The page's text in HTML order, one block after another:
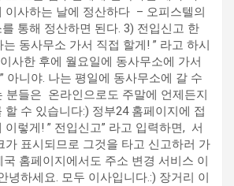
이사하는 날에 정산하다 ​ – 오피스텔의
통해 정산하면 된다. 3) 전입신고 한
는 동사무소 가서 직접 할게! ” 라고 하시
사한 후에 월요일에 동사무소에 가서
아니야. 나는 평일에 동사무소에 갈 수
분들은 ​ 온라인으로도 주말에 언제든지
할 수 있습니다:) 정부24 홈페이지에 접
렇게! ” 전입신고” 라고 입력하면, ​ 서
가 표시되므로 그것을 타고 신고하러 가
국 홈페이지에서도 주소 변경 서비스 이
녕하세요. 모두 이사입니다.:) 장거리 이